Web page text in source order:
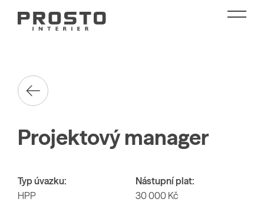
Projektový manager
Typ úvazku:
HPP
Nástupní plat:
30 000 Kč